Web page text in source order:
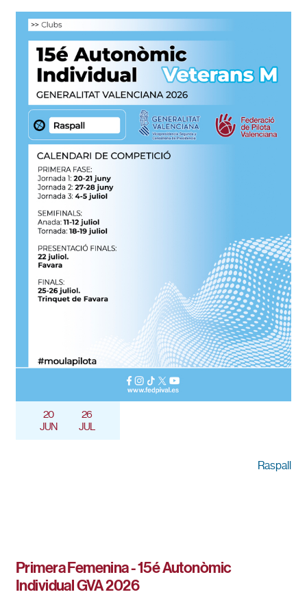
20
JUN
26
JUL
Raspall
Primera Femenina - 15é Autonòmic
Individual GVA 2026